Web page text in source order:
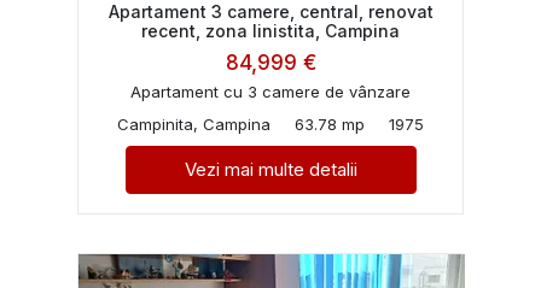
Apartament 3 camere, central, renovat
recent, zona linistita, Campina
84,999 €
Apartament cu 3 camere de vânzare
Campinita, Campina
63.78 mp 1975
Vezi mai multe detalii